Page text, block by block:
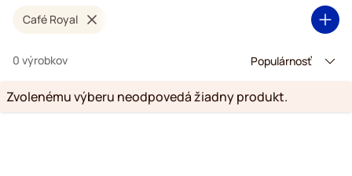
Café Royal
0 výrobkov
Zvolenému výberu neodpovedá žiadny produkt.